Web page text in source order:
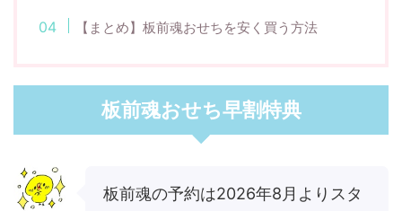
【まとめ】板前魂おせちを安く買う方法
板前魂おせち早割特典
板前魂の予約は2026年8月よりスタ